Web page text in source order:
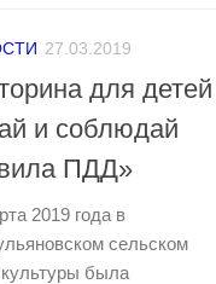
27.03.2019
для детей
и соблюдай
ПДД»
2019 года в
сельском
была